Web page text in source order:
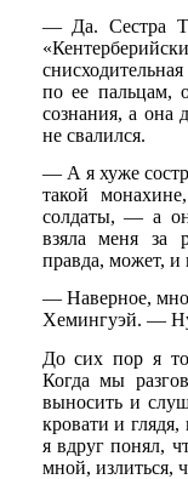
— Да. Сестра
по ее пальцам,
сознания, а она
не свалился.
— А я хуже
такой
солдаты, — а
взяла меня за
правда, может, и
— Наверное,
Хемингуэй. — Ну
До сих пор я
Когда мы
выносить и
кровати и
я вдруг понял,
мной, излиться,